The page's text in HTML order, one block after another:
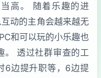
高。 随着乐趣的进
动的主角会越来越无
和可以玩的小乐趣也
。 透过社群审查的工
6边提升职等，6边提